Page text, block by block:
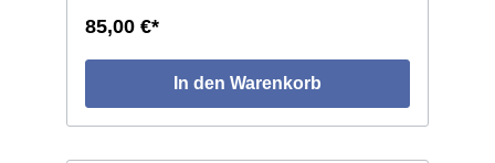
des Rahmens, die vom Trommelfell umspannt
sind. ø des Reifens ca.35cm.
85,00 €*
In den Warenkorb